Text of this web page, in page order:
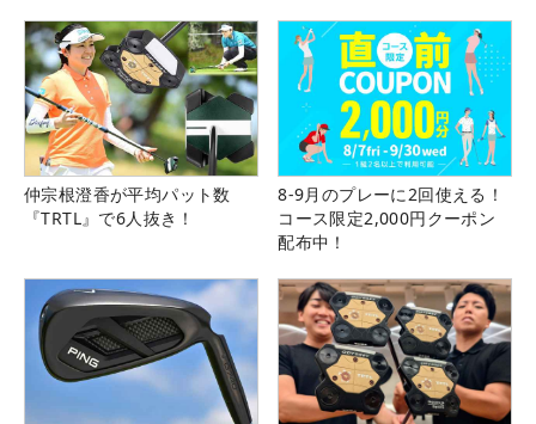
仲宗根澄香が平均パット数
『TRTL』で6人抜き！
8-9月のプレーに2回使える！
コース限定2,000円クーポン
配布中！